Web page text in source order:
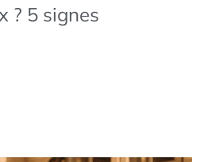
? 5 signes